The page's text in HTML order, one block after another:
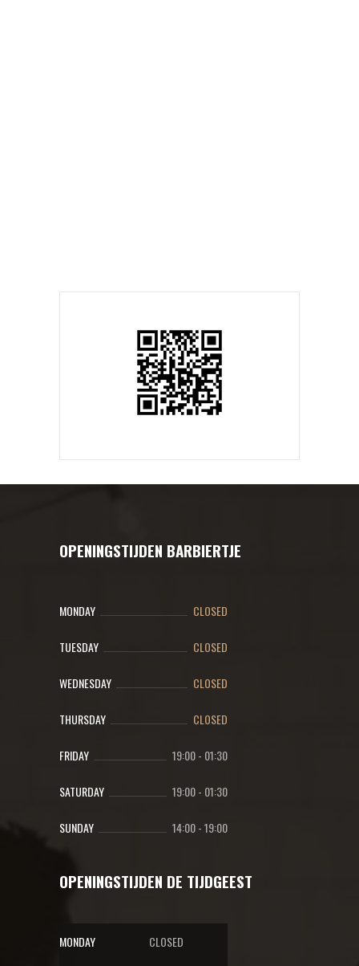
OPENINGSTIJDEN BARBIERTJE
MONDAY CLOSED
TUESDAY CLOSED
WEDNESDAY CLOSED
THURSDAY CLOSED
FRIDAY 19:00- 01:30
SATURDAY 19:00- 01:30
SUNDAY 14:00-19:00
OPENINGSTIJDEN DE TIJDGEEST
MONDAY CLOSED